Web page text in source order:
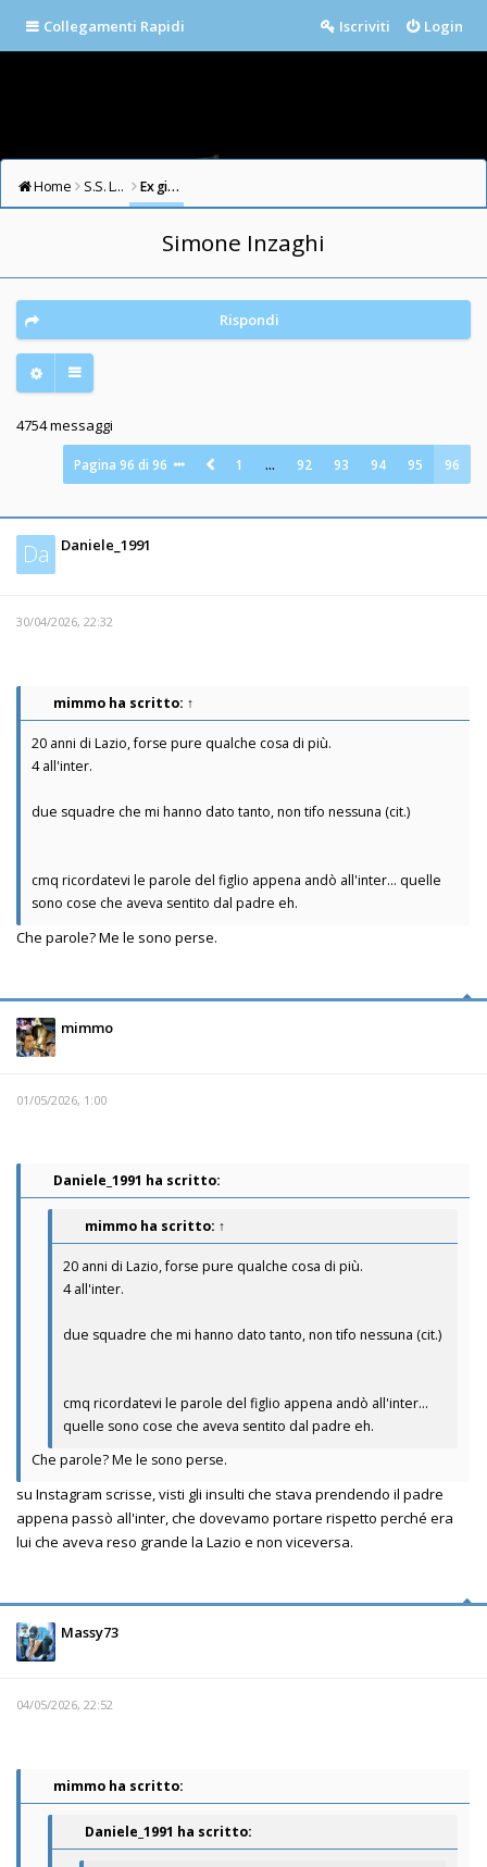
Collegamenti Rapidi Login
Iscriviti
Home S.S. LAZIO FORUM Ex giocatori della Lazio
Simone Inzaghi
Rispondi
4754 messaggi
Pagina96 di96 1 … 92 93 94 95 96
Da Daniele_1991
30/04/2026, 22:32
mimmo ha scritto: ↑
20 anni di Lazio, forse pure qualche cosa di più.
4 all'inter.
due squadre che mi hanno dato tanto, non tifo nessuna (cit.)
cmq ricordatevi le parole del figlio appena andò all'inter... quelle
sono cose che aveva sentito dal padre eh.
Che parole? Me le sono perse.
mimmo
01/05/2026, 1:00
Daniele_1991 ha scritto:
mimmo ha scritto: ↑
20 anni di Lazio, forse pure qualche cosa di più.
4 all'inter.
due squadre che mi hanno dato tanto, non tifo nessuna (cit.)
cmq ricordatevi le parole del figlio appena andò all'inter...
quelle sono cose che aveva sentito dal padre eh.
Che parole? Me le sono perse.
su Instagram scrisse, visti gli insulti che stava prendendo il padre
appena passò all'inter, che dovevamo portare rispetto perché era
lui che aveva reso grande la Lazio e non viceversa.
Massy73
04/05/2026, 22:52
mimmo ha scritto:
Daniele_1991 ha scritto: